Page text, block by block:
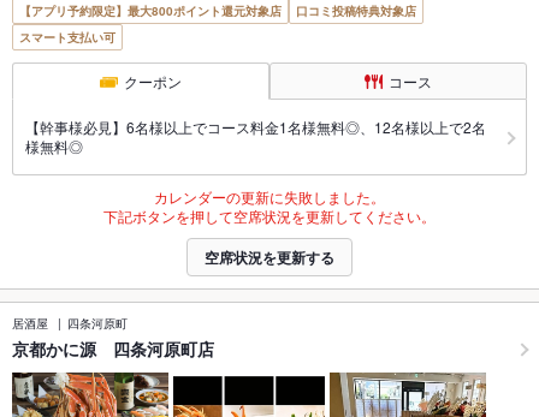
【アプリ予約限定】最大800ポイント還元対象店
口コミ投稿特典対象店
スマート支払い可
クーポン コース
【幹事様必見】6名様以上でコース料金1名様無料◎、12名様以上で2名
様無料◎
カレンダーの更新に失敗しました。
下記ボタンを押して空席状況を更新してください。
空席状況を更新する
居酒屋 四条河原町
京都かに源 四条河原町店